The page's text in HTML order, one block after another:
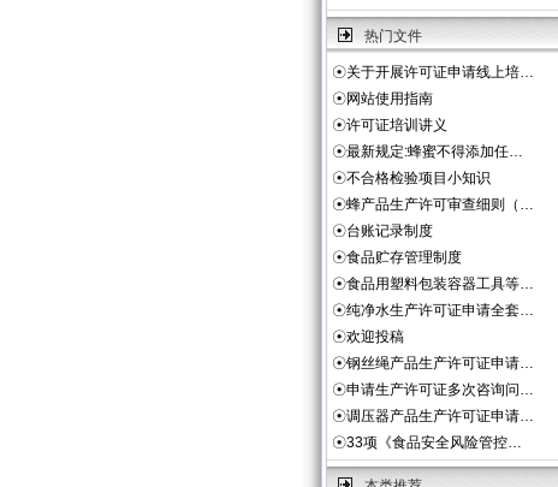
热门文件
☉关于开展许可证申请线上培…
☉网站使用指南
☉许可证培训讲义
☉最新规定:蜂蜜不得添加任…
☉不合格检验项目小知识
☉蜂产品生产许可审查细则（…
☉台账记录制度
☉食品贮存管理制度
☉食品用塑料包装容器工具等…
☉纯净水生产许可证申请全套…
☉欢迎投稿
☉钢丝绳产品生产许可证申请…
☉申请生产许可证多次咨询问…
☉调压器产品生产许可证申请…
☉33项《食品安全风险管控…